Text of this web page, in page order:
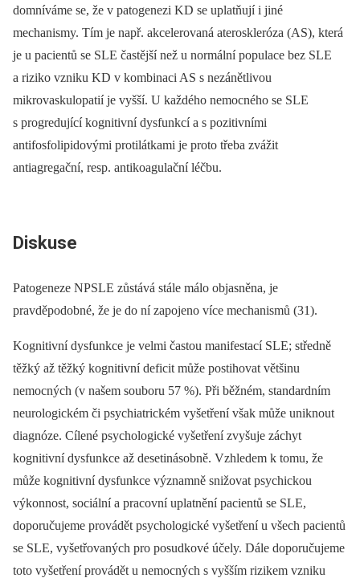
domníváme se, že v patogenezi KD se uplatňují i jiné
mechanismy. Tím je např. akcelerovaná ateroskleróza (AS), která
je u pacientů se SLE častější než u normální populace bez SLE
a riziko vzniku KD v kombinaci AS s nezánětlivou
mikrovaskulopatií je vyšší. U každého nemocného se SLE
s progredující kognitivní dysfunkcí a s pozitivními
antifosfolipidovými protilátkami je proto třeba zvážit
antiagregační, resp. antikoagulační léčbu.
Diskuse
Patogeneze NPSLE zůstává stále málo objasněna, je
pravděpodobné, že je do ní zapojeno více mechanismů (31).
Kognitivní dysfunkce je velmi častou manifestací SLE; středně
těžký až těžký kognitivní deficit může postihovat většinu
nemocných (v našem souboru 57 %). Při běžném, standardním
neurologickém či psychiatrickém vyšetření však může uniknout
diagnóze. Cílené psychologické vyšetření zvyšuje záchyt
kognitivní dysfunkce až desetinásobně. Vzhledem k tomu, že
může kognitivní dysfunkce významně snižovat psychickou
výkonnost, sociální a pracovní uplatnění pacientů se SLE,
doporučujeme provádět psychologické vyšetření u všech pacientů
se SLE, vyšetřovaných pro posudkové účely. Dále doporučujeme
toto vyšetření provádět u nemocných s vyšším rizikem vzniku